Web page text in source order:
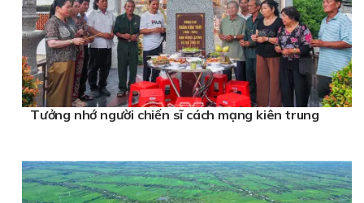
Tưởng nhớ người chiến sĩ cách mạng kiên trung